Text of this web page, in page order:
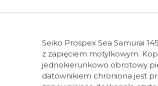
Seiko Prospex Sea Samurai
z zapięciem motylkowym.
jednokierunkowo obrotowy
datownikiem chroniona jest